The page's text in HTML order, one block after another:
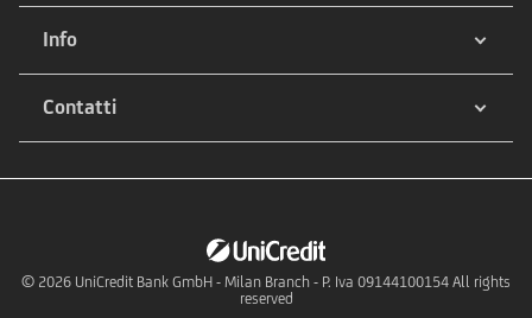
Info
Contatti
© 2026 UniCredit Bank GmbH - Milan Branch - P. Iva 09144100154 All rights
reserved